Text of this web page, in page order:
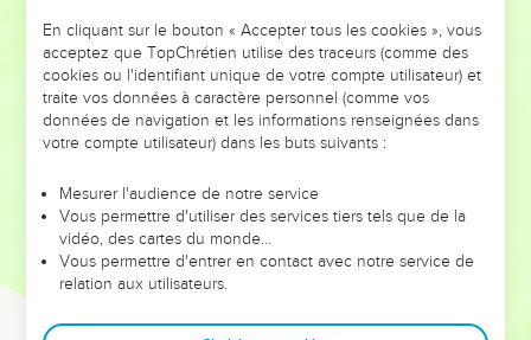
NE MANQUEZ PAS L’ÉVÉNEMENT
DE L’ANNÉE !
ET SI LEURS ERREURS POUVAIENT VOUS ÉVITER LES
VOTRES ?
leur foi ou leur vision. Mais on voit moins les doutes, les erreurs
et les saisons difficiles qu'ils ont traversés, alors même que ce
sont elles qui les ont façonnés.
Dans cette conférence, leaders, entrepreneurs, et responsables
En cliquant sur le bouton « Accepter tous les cookies », vous
acceptez que TopChrétien utilise des traceurs (comme des
cookies ou l'identifiant unique de votre compte utilisateur) et
traite vos données à caractère personnel (comme vos
données de navigation et les informations renseignées dans
votre compte utilisateur) dans les buts suivants :
Mesurer l'audience de notre service
Vous permettre d'utiliser des services tiers tels que de la
vidéo, des cartes du monde…
Vous permettre d'entrer en contact avec notre service de
relation aux utilisateurs.